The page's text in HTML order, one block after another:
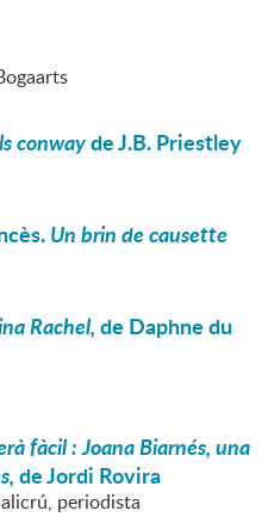
conwayde J.B. Priestley
Un brin de causette
Rachel,de Daphne du
fàcil : Joana Biarnés, una
de Jordi Rovira
periodista